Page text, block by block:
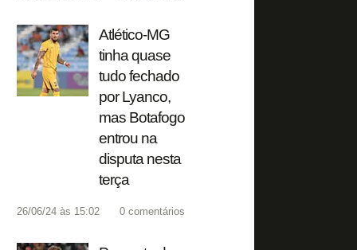
Atlético-MG
tinha quase
tudo fechado
por Lyanco,
mas Botafogo
entrou na
disputa nesta
terça
26/06/24 às 15:02 0 comentários